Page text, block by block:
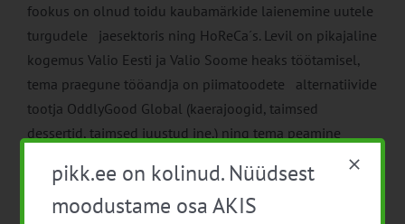
fookus on olnud toidu kaubamärkide laienemine uutele
turgudele jaesektoris ning HoReCa´s. Levil on pikajaline
kogemus Valio Eesti ja Valio Soome heaks töötamisel,
tema praegune tööandja on piimatoodete alternatiivide
tootja OddlyGood Global (kaerajoogid, taimsed
dessertid, taimsed juustud jne.) ning tema peamine
spetsialiseerumine on Poola turg, kus ta on tegutsenud
viimased 7 aastat.
pikk.ee on kolinud. Nüüdsest
moodustame osa AKIS